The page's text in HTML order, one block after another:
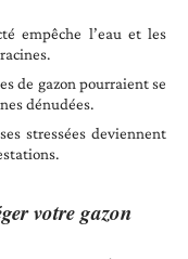
empêche l’eau et les
de gazon pourraient se
dénudées.
stressées deviennent
votre gazon